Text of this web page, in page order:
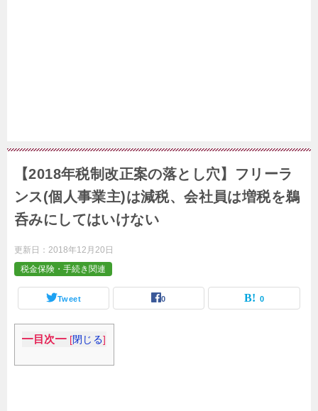
【2018年税制改正案の落とし穴】フリーラ
ンス(個人事業主)は減税、会社員は増税を鵜
呑みにしてはいけない
更新日： 2018年12月20日
税金保険・手続き関連
Tweet 0 0
━目次━ [閉じる]